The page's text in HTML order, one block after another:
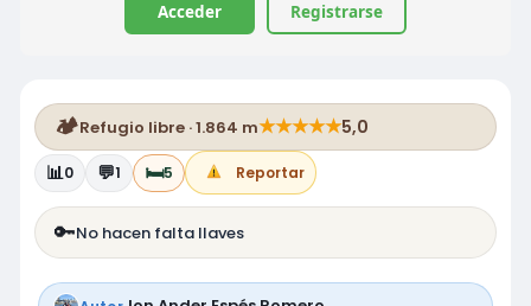
Acceder Registrarse
🏕️Refugio libre · 1.864 m★★★★★5,0
📊0 💬1 🛏️5 Reportar
🔑No hacen falta llaves